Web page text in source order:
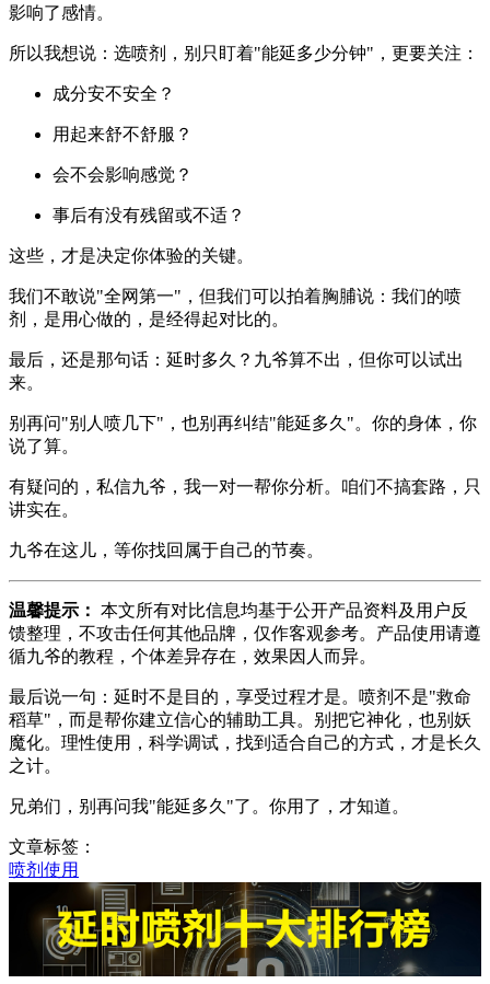
影响了感情。
所以我想说：选喷剂，别只盯着"能延多少分钟"，更要关注：
成分安不安全？
用起来舒不舒服？
会不会影响感觉？
事后有没有残留或不适？
这些，才是决定你体验的关键。
我们不敢说"全网第一"，但我们可以拍着胸脯说：我们的喷
剂，是用心做的，是经得起对比的。
最后，还是那句话：延时多久？九爷算不出，但你可以试出
来。
别再问"别人喷几下"，也别再纠结"能延多久"。你的身体，你
说了算。
有疑问的，私信九爷，我一对一帮你分析。咱们不搞套路，只
讲实在。
九爷在这儿，等你找回属于自己的节奏。
温馨提示： 本文所有对比信息均基于公开产品资料及用户反
馈整理，不攻击任何其他品牌，仅作客观参考。产品使用请遵
循九爷的教程，个体差异存在，效果因人而异。
最后说一句：延时不是目的，享受过程才是。喷剂不是"救命
稻草"，而是帮你建立信心的辅助工具。别把它神化，也别妖
魔化。理性使用，科学调试，找到适合自己的方式，才是长久
之计。
兄弟们，别再问我"能延多久"了。你用了，才知道。
文章标签：
喷剂使用